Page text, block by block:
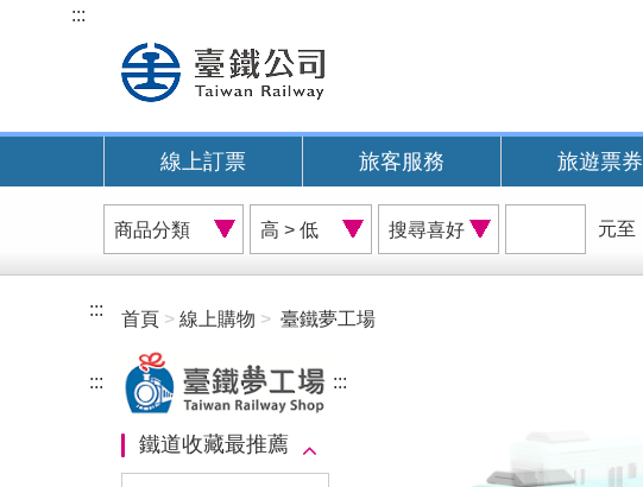
內
:::
線上訂票 旅客服務 旅遊票券
商
品
分
價
格
排
搜
尋
喜
位
元至
::: 首頁 線上購物 臺鐵夢工場
:::
鐵道收藏最推薦
:::